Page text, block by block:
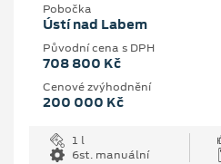
Pobočka
Ústí nad Labem
Původní cena s DPH
708 800 Kč
Cenové zvýhodnění
200 000 Kč
1 l
6st. manuální